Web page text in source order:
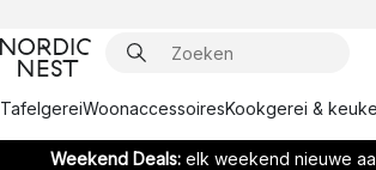
TafelgereiWoonaccessoiresKookgerei &
Weekend Deals: elk weekend nieuwe